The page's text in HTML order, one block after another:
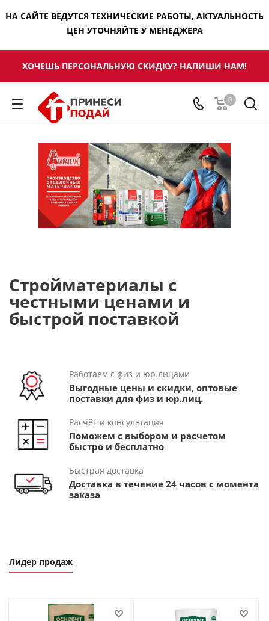
НА САЙТЕ ВЕДУТСЯ ТЕХНИЧЕСКИЕ РАБОТЫ, АКТУАЛЬНОСТЬ
ЦЕН УТОЧНЯЙТЕ У МЕНЕДЖЕРА
ХОЧЕШЬ ПЕРСОНАЛЬНУЮ СКИДКУ? НАПИШИ НАМ!
0
Стройматериалы с
честными ценами и
быстрой поставкой
Работаем с физ и юр.лицами
Выгодные цены и скидки, оптовые
поставки для физ и юр.лиц.
Расчёт и консультация
Поможем с выбором и расчетом
быстро и бесплатно
Быстрая доставка
Доставка в течение 24 часов с момента
заказа
Лидер продаж